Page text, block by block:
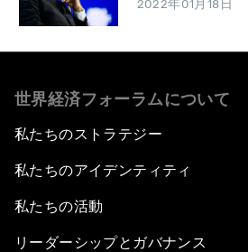
2022年01月18日
世界経済フォーラムについて
私たちのストラテジー
私たちのアイデンティティ
私たちの活動
リーダーシップとガバナンス